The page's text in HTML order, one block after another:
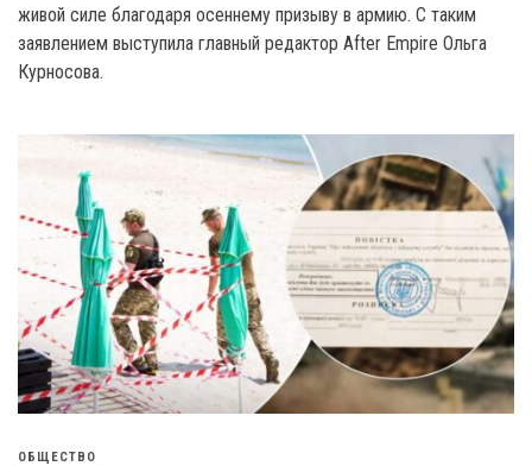
живой силе благодаря осеннему призыву в армию. С таким
заявлением выступила главный редактор After Еmpire Ольга
Курносова.
ОБЩЕСТВО